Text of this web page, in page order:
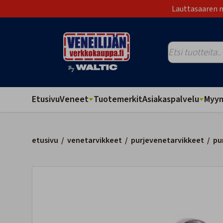
Lauttasaaren
EtusivuVeneet TuotemerkitAsiakaspalvelu
etusivu / venetarvikkeet / purjevenetarvikkeet /